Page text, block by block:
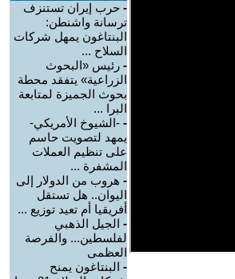
- حرب إيران تستنزف
ترسانة واشنطن:
البنتاغون يمهل شركات
السلاح ...
- رئيس «البحوث
الزراعية» يتفقد محطة
بحوث الجميزة لمتابعة
البرا ...
- -الشيوخ الأمريكي-
يمهد لتصويت حاسم
على تنظيم العملات
المشفرة ...
- هروب من الدولار إلى
اليوان.. هل تستقل
أفريقيا أم تعيد توزيع ...
- الجيل الذهبي
لفلسطين... والفرصة
العظمى
- البنتاغون يمنح